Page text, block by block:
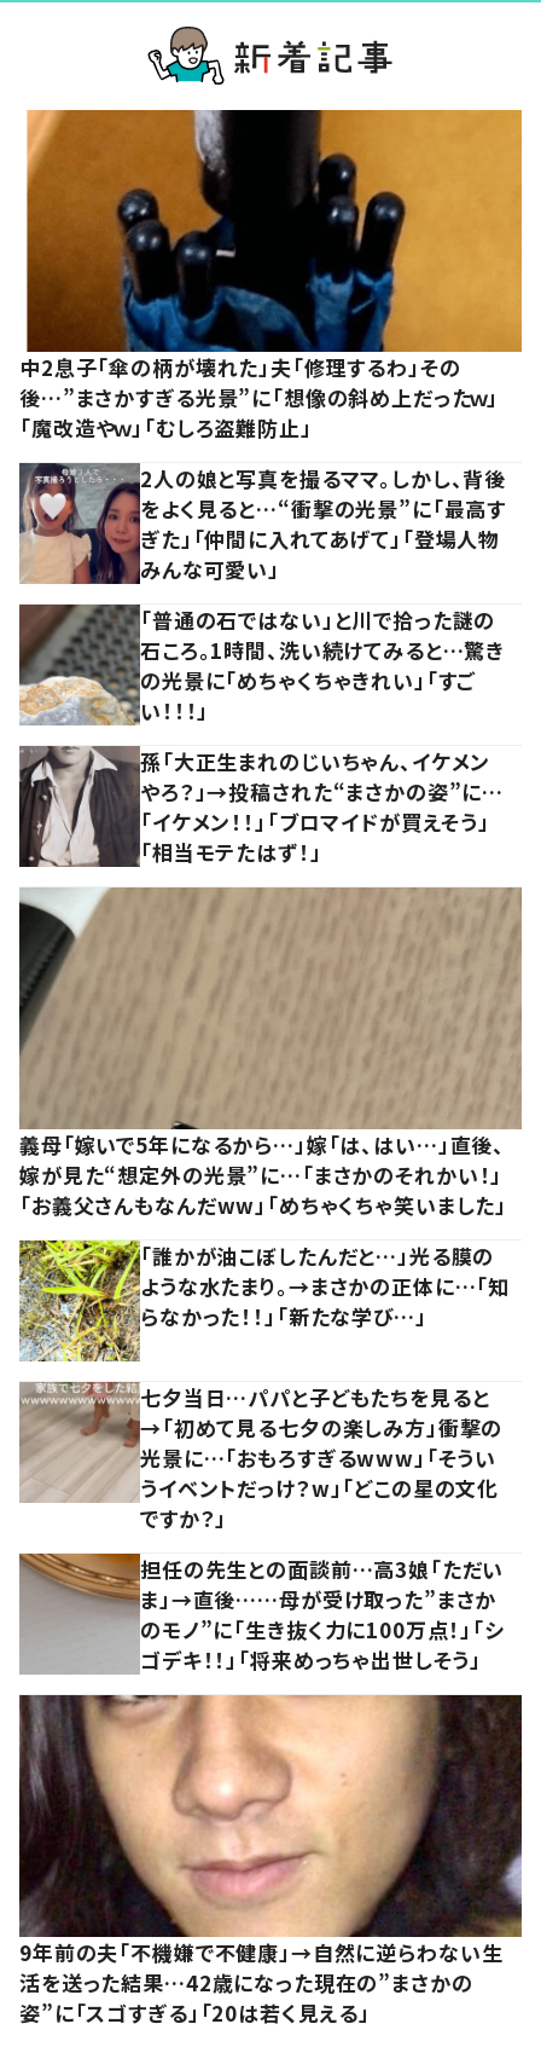
中2息子「傘の柄が壊れた」夫「修理するわ」その
後…”まさかすぎる光景”に「想像の斜め上だったｗ」
「魔改造やｗ」「むしろ盗難防止」
2人の娘と写真を撮るママ。しかし、背後
をよく見ると…“衝撃の光景”に「最高す
ぎた」「仲間に入れてあげて」「登場人物
みんな可愛い」
「普通の石ではない」と川で拾った謎の
石ころ。1時間、洗い続けてみると…驚き
の光景に「めちゃくちゃきれい」「すご
い！！！」
孫「大正生まれのじいちゃん、イケメン
やろ？」→投稿された“まさかの姿”に…
「イケメン！！」「ブロマイドが買えそう」
「相当モテたはず！」
義母「嫁いで5年になるから…」嫁「は、はい…」直後、
嫁が見た“想定外の光景”に…「まさかのそれかい！」
「お義父さんもなんだww」「めちゃくちゃ笑いました」
「誰かが油こぼしたんだと…」光る膜の
ような水たまり。→まさかの正体に…「知
らなかった！！」「新たな学び…」
七夕当日…パパと子どもたちを見ると
→「初めて見る七夕の楽しみ方」衝撃の
光景に…「おもろすぎるwww」「そうい
うイベントだっけ？w」「どこの星の文化
ですか？」
担任の先生との面談前…高3娘「ただい
ま」→直後……母が受け取った”まさか
のモノ”に「生き抜く力に100万点！」「シ
ゴデキ！！」「将来めっちゃ出世しそう」
9年前の夫「不機嫌で不健康」→自然に逆らわない生
活を送った結果…42歳になった現在の”まさかの
姿”に「スゴすぎる」「20は若く見える」